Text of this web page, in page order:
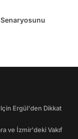
Ergül'den Dikkat
ve İzmir'deki Vakıf